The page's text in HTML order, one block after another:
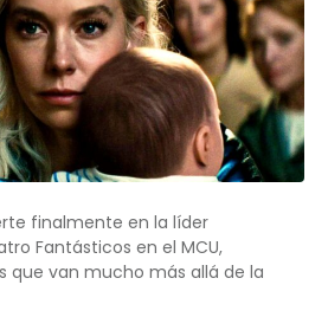
finalmente en la líder
Fantásticos en el MCU,
que van mucho más allá de la